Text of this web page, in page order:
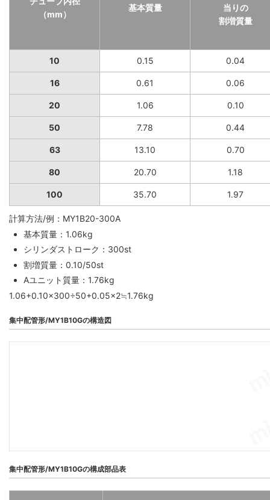
（mm）
基本質量
当りの
割増質量
10 0.15 0.04
16 0.61 0.06
20 1.06 0.10
50 7.78 0.44
63 13.10 0.70
80 20.70 1.18
100 35.70 1.97
計算方法/例：MY1B20-300A
基本質量：1.06kg
シリンダストローク：300st
割増質量：0.10/50st
Aユニット質量：1.76kg
1.06+0.10×300÷50+0.05×2≒1.76kg
集中配管形/MY1B10Gの構造図
集中配管形/MY1B10Gの構成部品表